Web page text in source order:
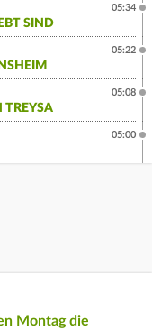
SIND
05:34
05:22
TREYSA
05:08
05:00
Montag die